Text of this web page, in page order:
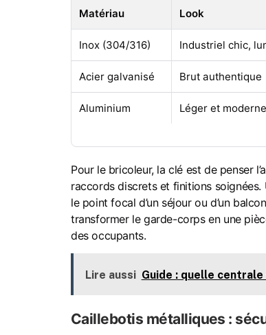
Matériau Look
Inox (304/316) Industriel chic,
Acier galvanisé Brut authentique
Aluminium Léger et moderne
Pour le bricoleur, la clé est de penser
raccords discrets et finitions
le point focal d’un séjour ou d’un
transformer le garde-corps en une
des occupants.
Lire aussi Guide : quelle
Caillebotis métalliques :